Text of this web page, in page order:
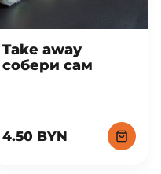
Take away
собери сам
4.50 BYN